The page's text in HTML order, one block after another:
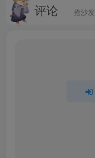
评论 抢沙发